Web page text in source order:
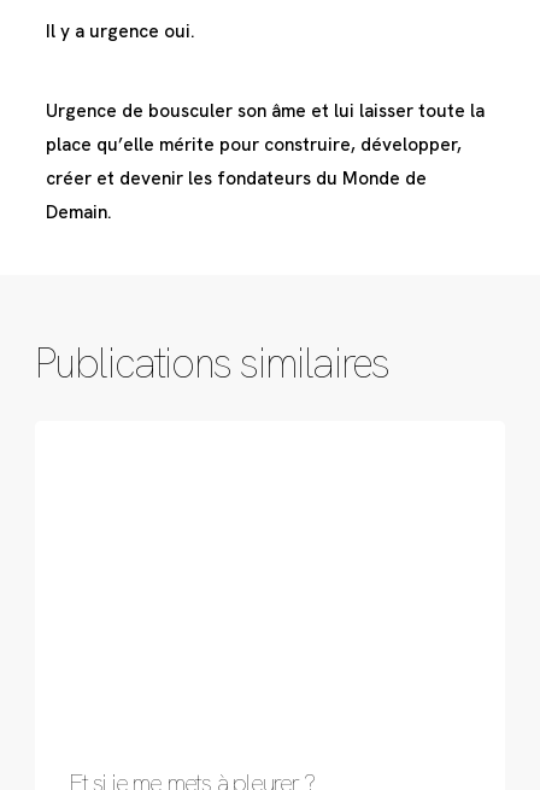
Il y a urgence oui.
Urgence de bousculer son âme et lui laisser toute la
place qu’elle mérite pour construire, développer,
créer et devenir les fondateurs du Monde de
Demain.
Publications similaires
Et si je me mets à pleurer ?